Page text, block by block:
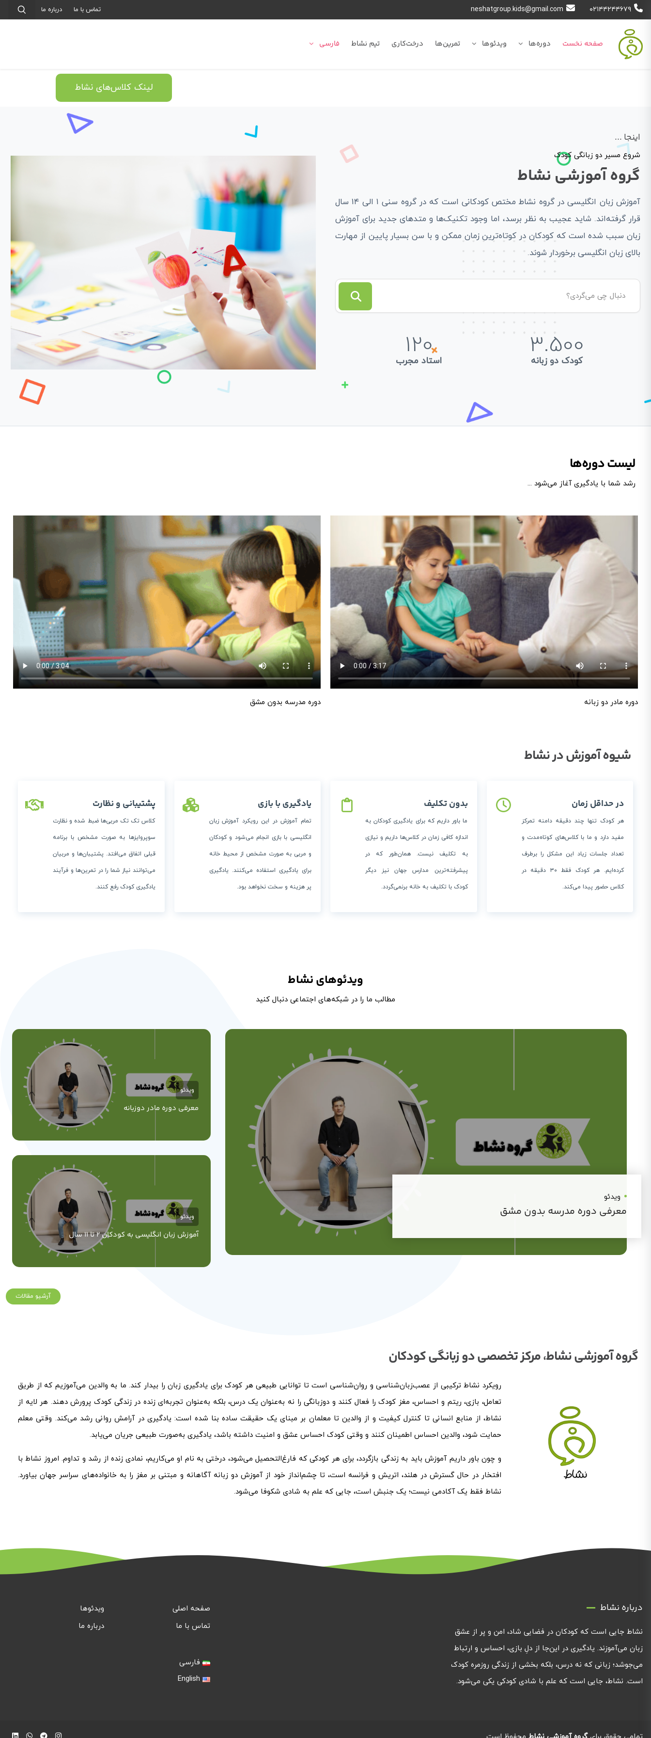
۰۲۱۴۴۲۴۴۶۷۹ neshatgroup.kids@gmail.com تماس با ما درباره ما
صفحه نخست دوره‌ها ویدئوها تمرین‌ها درخت‌کاری تیم نشاط فارسی
لینک کلاس‌های نشاط
اینجا ...
شروع مسیر دو زبانگی کودک
گروه آموزشی نشاط
آموزش زبان انگلیسی در گروه نشاط مختص کودکانی است که در گروه سنی ۱ الی ۱۴ سال
قرار گرفته‌اند. شاید عجیب به نظر برسد، اما وجود تکنیک‌ها و متدهای جدید برای آموزش
زبان سبب شده است که کودکان در کوتاه‌ترین زمان ممکن و با سن بسیار پایین از مهارت
بالای زبان انگلیسی برخوردار شوند.
کودک دو زبانه
3.500
استاد مجرب
120
لیست دوره‌ها
رشد شما با یادگیری آغاز می‌شود ...
دوره مادر دو زبانه دوره مدرسه بدون مشق
شیوه آموزش در نشاط
در حداقل زمان
هر کودک تنها چند دقیقه دامنه تمرکز
مفید دارد و ما با کلاس‌های کوتاه‌مدت و
تعداد جلسات زیاد این مشکل را برطرف
کرده‌ایم. هر کودک فقط ۳۰ دقیقه در
کلاس حضور پیدا می‌کند.
بدون تکلیف
ما‌ باور داریم که برای یادگیری کودکان به
اندازه کافی زمان در کلاس‌ها داریم و نیازی
به تکلیف نیست. همان‌طور که در
پیشرفته‌ترین مدارس جهان نیز دیگر
کودک با تکلیف به خانه برنمی‌گردد.
یادگیری با بازی
تمام آموزش در این رویکرد آموزش زبان
انگلیسی با بازی انجام می‌شود و کودکان
و مربی به صورت مشخص از محیط خانه
برای یادگیری استفاده می‌کنند. یادگیری
پر هزینه و سخت نخواهد بود.
پشتیبانی و نظارت
کلاس تک تک مربی‌ها ضبط شده و نظارت
سوپروایزها به صورت مشخص با برنامه
قبلی اتفاق می‌افتد. پشتیبان‌ها و مربیان
می‌توانند نیاز شما را در تمرین‌ها و فرآیند
یادگیری کودک رفع کنند.
ویدئوهای نشاط
مطالب ما را در شبکه‌های اجتماعی دنبال کنید
ویدئو
معرفی دوره مدرسه بدون مشق
ویدئو
معرفی دوره مادر دوزبانه
ویدئو
آموزش زبان انگلیسی به کودکان 2 تا 11 سال
آرشیو مقالات
گروه آموزشی نشاط، مرکز تخصصی دو زبانگی کودکان
رویکرد نشاط ترکیبی از عصب‌زبان‌شناسی و روان‌شناسی است تا توانایی طبیعی هر کودک برای یادگیری زبان را بیدار کند. ما به والدین می‌آموزیم که از طریق
تعامل، بازی، ریتم و احساس، مغز کودک را فعال کنند و دوزبانگی را نه به‌عنوان یک درس، بلکه به‌عنوان تجربه‌ای زنده در زندگی کودک پرورش دهند. هر لایه از
نشاط، از منابع انسانی تا کنترل کیفیت و از والدین تا معلمان بر مبنای یک حقیقت ساده بنا شده است: یادگیری در آرامش روانی رشد می‌کند. وقتی معلم
حمایت شود، والدین احساس اطمینان کنند و وقتی کودک احساس عشق و امنیت داشته باشد، یادگیری به‌صورت طبیعی جریان می‌یابد.
و چون باور داریم آموزش باید به زندگی بازگردد، برای هر کودکی که فارغ‌التحصیل می‌شود، درختی به نام او می‌کاریم، نمادی زنده از رشد و تداوم. امروز نشاط با
افتخار در حال گسترش در هلند، اتریش و فرانسه است، تا چشم‌انداز خود از آموزش دو زبانه آگاهانه و مبتنی بر مغز را به خانواده‌های سراسر جهان بیاورد.
نشاط فقط یک آکادمی نیست؛ یک جنبش است، جایی که علم به شادی شکوفا می‌شود.
درباره نشاط
نشاط جایی است که کودکان در فضایی شاد، امن و پر از عشق
زبان می‌آموزند. یادگیری در این‌جا از دلِ بازی، احساس و ارتباط
می‌جوشد؛ زبانی که نه درس، بلکه بخشی از زندگی روزمره کودک
است. نشاط، جایی است که علم با شادی کودکی یکی می‌شود.
صفحه اصلی
ویدئوها
تماس با ما
درباره ما
فارسی
English